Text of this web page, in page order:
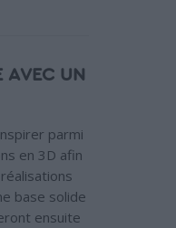
AVEC UN
parmi
en 3D afin
base solide
ensuite